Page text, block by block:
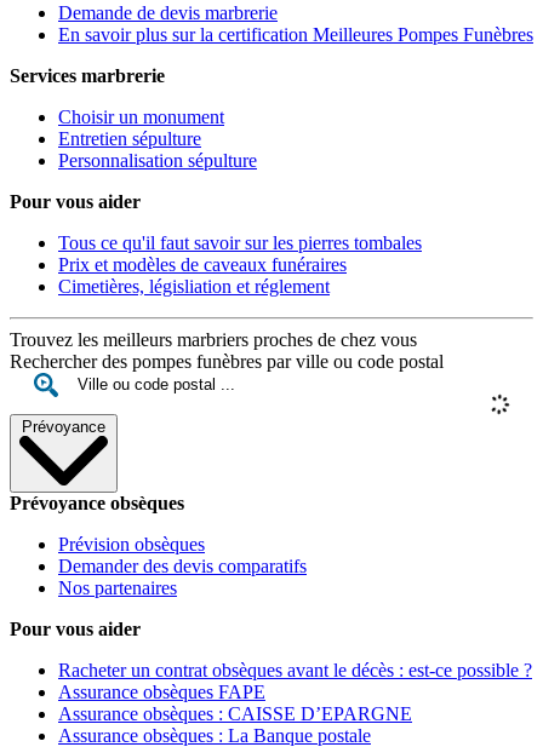
Demande de devis marbrerie
En savoir plus sur la certification Meilleures Pompes Funèbres
Services marbrerie
Choisir un monument
Entretien sépulture
Personnalisation sépulture
Pour vous aider
Tous ce qu'il faut savoir sur les pierres tombales
Prix et modèles de caveaux funéraires
Cimetières, législiation et réglement
Trouvez les meilleurs marbriers proches de chez vous
Rechercher des pompes funèbres par ville ou code postal
Prévoyance
Prévoyance obsèques
Prévision obsèques
Demander des devis comparatifs
Nos partenaires
Pour vous aider
Racheter un contrat obsèques avant le décès : est-ce possible ?
Assurance obsèques FAPE
Assurance obsèques : CAISSE D’EPARGNE
Assurance obsèques : La Banque postale